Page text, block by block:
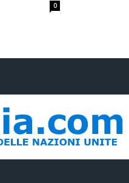
0